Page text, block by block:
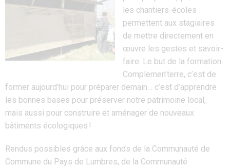
les chantiers-écoles
permettent aux stagiaires
de mettre directement en
œuvre les gestes et savoir-
faire. Le but de la formation
Complemen’terre, c’est de
former aujourd’hui pour préparer demain… c’est d’apprendre
les bonnes bases pour préserver notre patrimoine local ,
mais aussi pour construire et aménager de nouveaux
bâtiments écologiques !
Rendus possibles grâce aux fonds de la Communauté de
Commune du Pays de Lumbres, de la Communauté